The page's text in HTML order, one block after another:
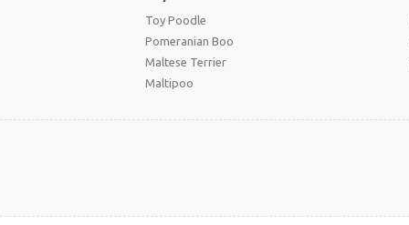
Toy Poodle
Pomeranian Boo
Maltese Terrier
Maltipoo